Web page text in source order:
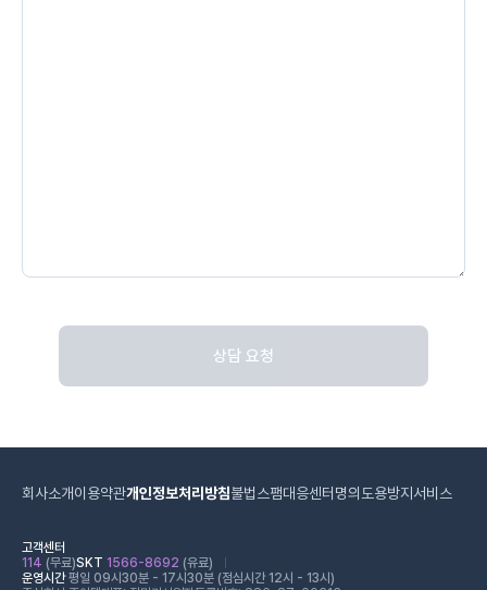
상담 요청
회사소개이용약관개인정보처리방침불법스팸대응센터 명의도용방지서비스
고객센터
114 (무료)SKT 1566-8692 (유료)
운영시간평일 09시30분 - 17시30분 (점심시간 12시 - 13시)